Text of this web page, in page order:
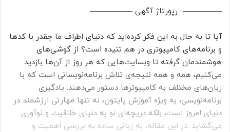
—————- رپورتاژ آگهی —————–
آیا تا به حال به این فکر کرده‌اید که دنیای اطراف ما چقدر با کدها
و برنامه‌های کامپیوتری در هم تنیده است؟ از گوشی‌های
هوشمندمان گرفته تا وبسایت‌هایی که هر روز از آن‌ها بازدید
می‌کنیم، همه و همه نتیجه‌ی تلاش برنامه‌نویسانی است که با
زبان‌های مختلف به کامپیوترها دستور می‌دهند. یادگیری
برنامه‌نویسی، به ویژه آموزش پایتون، نه تنها مهارتی ارزشمند در
دنیای امروز است، بلکه دریچه‌ای نو به دنیای خلاقیت و نوآوری
می‌گشاید. در این مقاله، به زبانی ساده به بررسی اهمیت و